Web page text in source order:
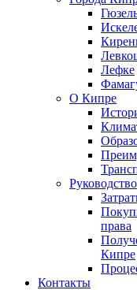
Лефке
О Кипре
права
Кипре
Контакты